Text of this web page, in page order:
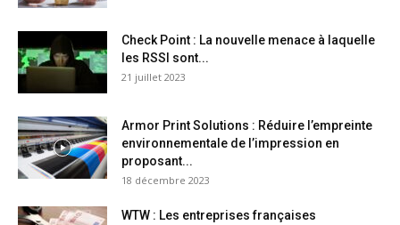
Check Point : La nouvelle menace à laquelle
les RSSI sont...
21 juillet 2023
Armor Print Solutions : Réduire l’empreinte
environnementale de l’impression en
proposant...
18 décembre 2023
WTW : Les entreprises françaises